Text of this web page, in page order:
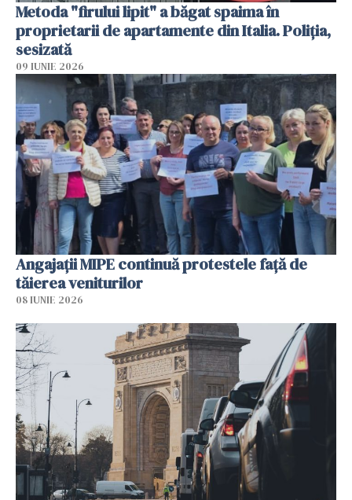
Metoda "firului lipit" a băgat spaima în
proprietarii de apartamente din Italia. Poliția,
sesizată
09 IUNIE 2026
Angajaţii MIPE continuă protestele faţă de
tăierea veniturilor
08 IUNIE 2026